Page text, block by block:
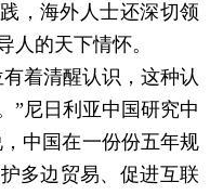
，海外人士还深切领
人的天下情怀。
着清醒认识，这种认
”尼日利亚中国研究中
中国在一份份五年规
多边贸易、促进互联